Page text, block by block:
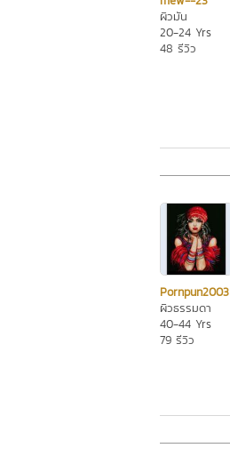
ผิวมัน
20-24 Yrs
48 รีวิว
Pornpun2003
ผิวธรรมดา
40-44 Yrs
79 รีวิว